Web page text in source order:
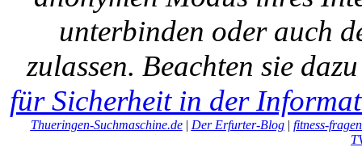
unterbinden oder auch
zulassen. Beachten sie
für Sicherheit in der
Thueringen-Suchmaschine.de| Der Erfurter-Blog| fitness-